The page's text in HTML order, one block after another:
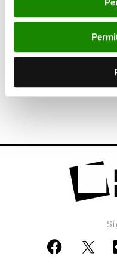
Las
Fundación
Antonio López